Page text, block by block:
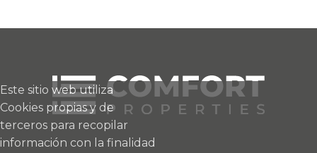
Este sitio web utiliza
Cookies propias y de
terceros para recopilar
información con la finalidad